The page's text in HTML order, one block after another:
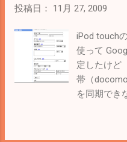
くは他のブ
すぎなのは
転送するや
由と用意さ
ザ経由の場
態にして、
ってファ
投稿日： 11月 27, 2009
iPod touch
使って
定したけど
帯（
を同期でき
ぱりでき